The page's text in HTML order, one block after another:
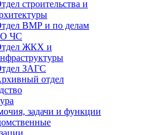
строительства и
ВМР и по делам
ЧС
ЖКХ и
ЗАГС
отдел
задачи и функции